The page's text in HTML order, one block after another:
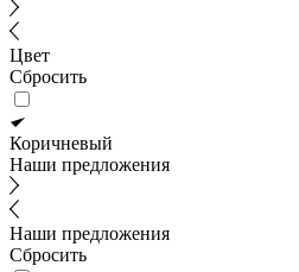
Цвет
Сбросить
Коричневый
Наши предложения
Наши предложения
Сбросить